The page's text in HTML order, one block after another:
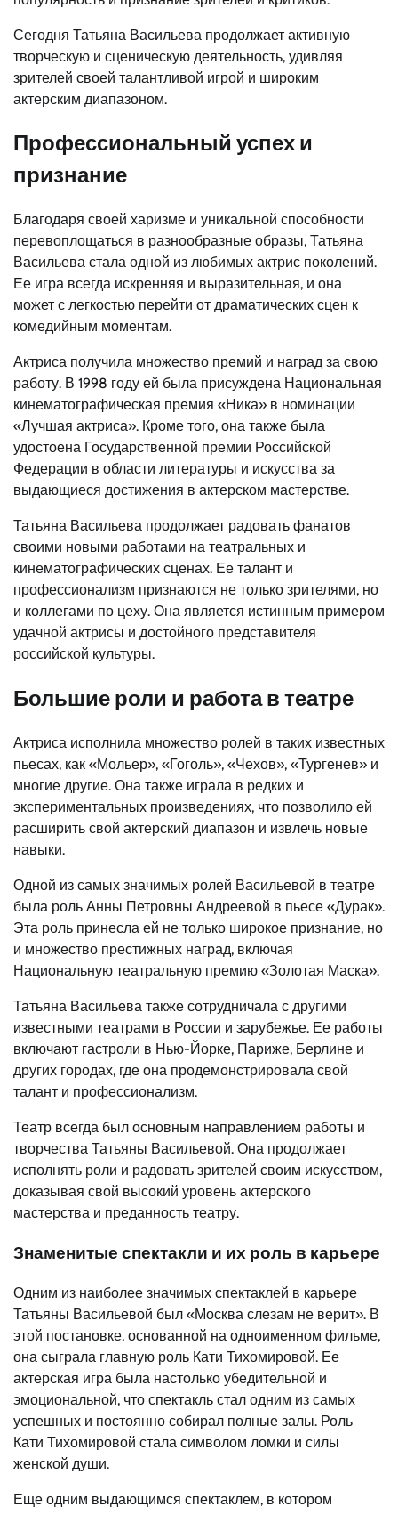
Сегодня Татьяна Васильева продолжает активную
творческую и сценическую деятельность, удивляя
зрителей своей талантливой игрой и широким
актерским диапазоном.
Профессиональный успех и
признание
Благодаря своей харизме и уникальной способности
перевоплощаться в разнообразные образы, Татьяна
Васильева стала одной из любимых актрис поколений.
Ее игра всегда искренняя и выразительная, и она
может с легкостью перейти от драматических сцен к
комедийным моментам.
Актриса получила множество премий и наград за свою
работу. В 1998 году ей была присуждена Национальная
кинематографическая премия «Ника» в номинации
«Лучшая актриса». Кроме того, она также была
удостоена Государственной премии Российской
Федерации в области литературы и искусства за
выдающиеся достижения в актерском мастерстве.
Татьяна Васильева продолжает радовать фанатов
своими новыми работами на театральных и
кинематографических сценах. Ее талант и
профессионализм признаются не только зрителями, но
и коллегами по цеху. Она является истинным примером
удачной актрисы и достойного представителя
российской культуры.
Большие роли и работа в театре
Актриса исполнила множество ролей в таких известных
пьесах, как «Мольер», «Гоголь», «Чехов», «Тургенев» и
многие другие. Она также играла в редких и
экспериментальных произведениях, что позволило ей
расширить свой актерский диапазон и извлечь новые
навыки.
Одной из самых значимых ролей Васильевой в театре
была роль Анны Петровны Андреевой в пьесе «Дурак».
Эта роль принесла ей не только широкое признание, но
и множество престижных наград, включая
Национальную театральную премию «Золотая Маска».
Татьяна Васильева также сотрудничала с другими
известными театрами в России и зарубежье. Ее работы
включают гастроли в Нью-Йорке, Париже, Берлине и
других городах, где она продемонстрировала свой
талант и профессионализм.
Театр всегда был основным направлением работы и
творчества Татьяны Васильевой. Она продолжает
исполнять роли и радовать зрителей своим искусством,
доказывая свой высокий уровень актерского
мастерства и преданность театру.
Знаменитые спектакли и их роль в карьере
Одним из наиболее значимых спектаклей в карьере
Татьяны Васильевой был «Москва слезам не верит». В
этой постановке, основанной на одноименном фильме,
она сыграла главную роль Кати Тихомировой. Ее
актерская игра была настолько убедительной и
эмоциональной, что спектакль стал одним из самых
успешных и постоянно собирал полные залы. Роль
Кати Тихомировой стала символом ломки и силы
женской души.
Еще одним выдающимся спектаклем, в котором